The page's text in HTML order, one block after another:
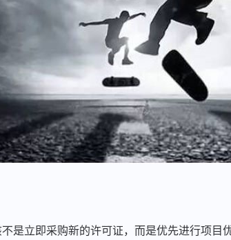
是立即采购新的许可证，而是优先进行项目